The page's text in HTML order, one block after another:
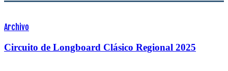
Archivo
Circuito de Longboard Clásico Regional 2025